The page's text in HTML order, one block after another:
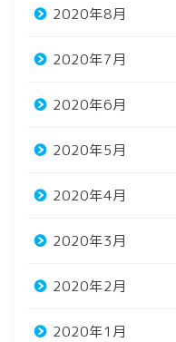
2020年8月
2020年7月
2020年6月
2020年5月
2020年4月
2020年3月
2020年2月
2020年1月